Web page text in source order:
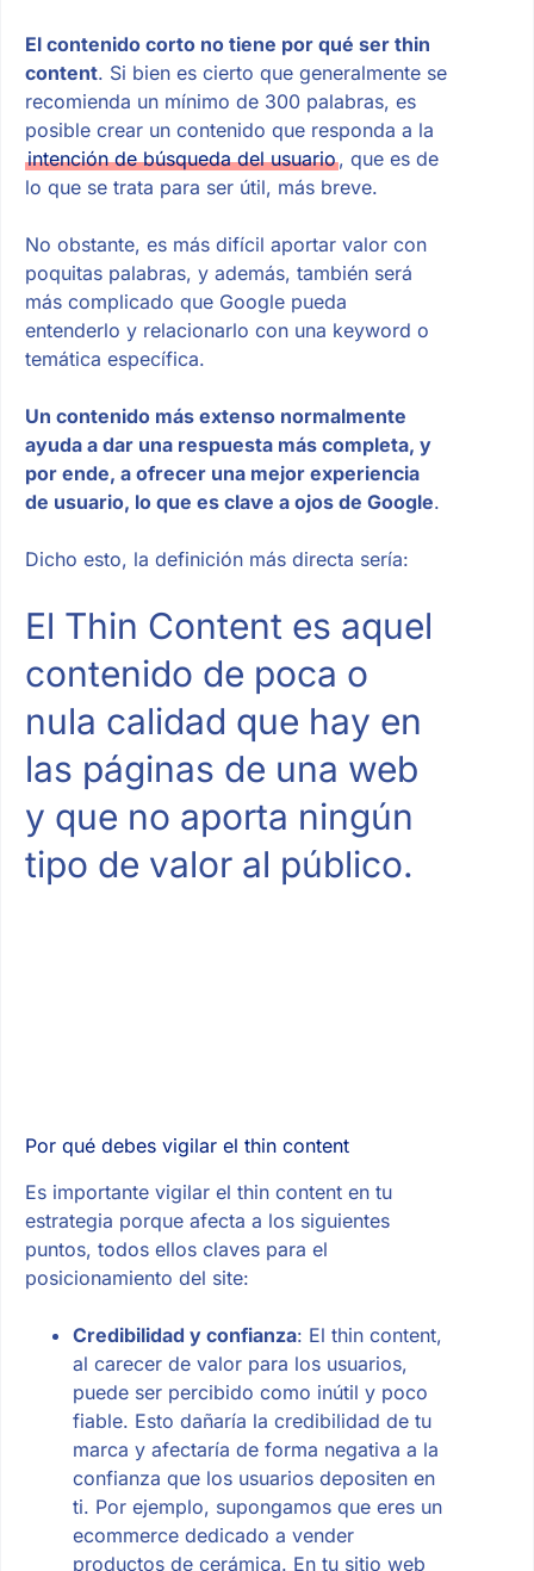
El contenido corto no tiene por qué ser thin
content. Si bien es cierto que generalmente se
recomienda un mínimo de 300 palabras, es
posible crear un contenido que responda a la
intención de búsqueda del usuario, que es de
lo que se trata para ser útil, más breve.
No obstante, es más difícil aportar valor con
poquitas palabras, y además, también será
más complicado que Google pueda
entenderlo y relacionarlo con una keyword o
temática específica.
Un contenido más extenso normalmente
ayuda a dar una respuesta más completa, y
por ende, a ofrecer una mejor experiencia
de usuario, lo que es clave a ojos de Google.
Dicho esto, la definición más directa sería:
El Thin Content es aquel
contenido de poca o
nula calidad que hay en
las páginas de una web
y que no aporta ningún
tipo de valor al público.
Por qué debes vigilar el thin content
Es importante vigilar el thin content en tu
estrategia porque afecta a los siguientes
puntos, todos ellos claves para el
posicionamiento del site:
Credibilidad y confianza: El thin content,
al carecer de valor para los usuarios,
puede ser percibido como inútil y poco
fiable. Esto dañaría la credibilidad de tu
marca y afectaría de forma negativa a la
confianza que los usuarios depositen en
ti. Por ejemplo, supongamos que eres un
ecommerce dedicado a vender
productos de cerámica. En tu sitio web